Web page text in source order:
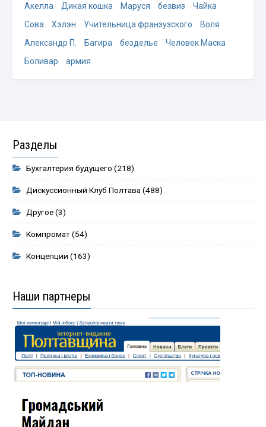
Акелла
Дикая кошка Маруся безвиз
Чайка
Сова
Хэлэн Учительница франзузского
Воля
Александр П.
Багира безделье
Человек Маска
Боливар
армия
Разделы
Бухгалтерия будущего (218)
Дискуссионный Клуб Полтава (488)
Другое(3)
Компромат(54)
Концепции (163)
Наши партнеры